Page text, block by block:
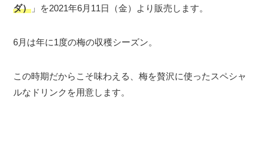
ダ） 」を2021年6月11日（金）より販売します。
6月は年に1度の梅の収穫シーズン。
この時期だからこそ味わえる、梅を贅沢に使ったスペシャ
ルなドリンクを用意します。